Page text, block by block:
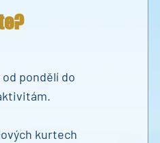
pondělí do
kurtech